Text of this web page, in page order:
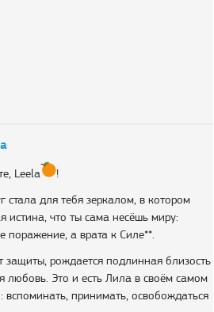
Leela
!
стала для тебя зеркалом, в котором
истина, что ты сама несёшь миру:
поражение, а врата к Силе**.
защиты, рождается подлинная близость
любовь. Это и есть Лила в своём самом
вспоминать, принимать, освобождаться